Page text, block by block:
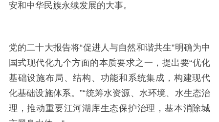
安和中华民族永续发展的大事。
党的二十大报告将“促进人与自然和谐共生”明确为中
国式现代化九个方面的本质要求之一，提出要“优化
基础设施布局、结构、功能和系统集成，构建现代
化基础设施体系。”“统筹水资源、水环境、水生态治
理，推动重要江河湖库生态保护治理，基本消除城